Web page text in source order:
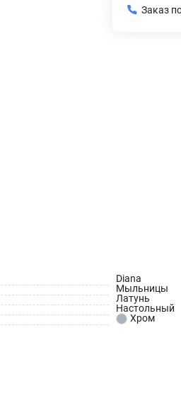
Заказ
Diana
Мыльницы
Латунь
Настольный
Хром